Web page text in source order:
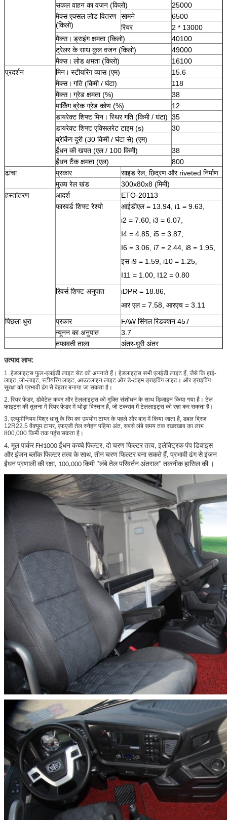
सकल वाहन का वजन (किलो)
25000
मैक्स एक्सल लोड वितरण
(किलो)
सामने
6500
रियर
2 * 13000
मैक्स। ड्राइंग क्षमता (किलो)
40100
ट्रेलर के साथ कुल वजन (किलो)
49000
मैक्स। लोड क्षमता (किलो)
16100
प्रदर्शन
मिन। स्टीयरिंग व्यास (एम)
15.6
मैक्स। गति (किमी / घंटा)
118
मैक्स। ग्रेड क्षमता (%)
38
पार्किंग ब्रेक ग्रेड कोण (%)
12
डायरेक्ट शिफ्ट मिन। स्थिर गति (किमी / घंटा) 35
डायरेक्ट शिफ्ट एक्सिलरेट टाइम (s)
30
ब्रेकिंग दूरी (30 किमी / घंटा से) (एम)
ईंधन की खपत (एल / 100 किमी)
38
ईंधन टैंक क्षमता (एल)
800
ढांचा
प्रकार
साइड रेल, छिद्रण और riveted निर्माण
मुख्य रेल खंड
300x80x8 (मिमी)
हस्तांतरण
आदर्श
ETO-20113
फारवर्ड शिफ्ट रेश्यो
आईडीएल = 13.94, i1 = 9.63,
i2 = 7.60, i3 = 6.07,
I4 = 4.85, i5 = 3.87,
I6 = 3.06, i7 = 2.44, i8 = 1.95,
इस i9 = 1.59, i10 = 1.25,
I11 = 1.00, I12 = 0.80
रिवर्स शिफ्ट अनुपात
iDPR = 18.86,
आर एल = 7.58, आरएच = 3.11
पिछला धुरा
प्रकार
FAW सिंगल रिडक्शन 457
न्यूनन का अनुपात
3.7
तफावती ताला
अंतर-धुरी अंतर
उत्पाद लाभ:
1. हेडलाइट्स फुल-एलईडी लाइट सेट को अपनाते हैं। हेडलाइट्स सभी एलईडी लाइट हैं, जैसे कि हाई-
लाइट, लो-लाइट, स्टीयरिंग लाइट, आउटलाइन लाइट और डे-टाइम ड्राइविंग लाइट। और ड्राइविंग
सुरक्षा को प्रभावी ढंग से बेहतर बनाया जा सकता है।
2. रियर फेंडर, डोवेटेल कवर और टेललाइट्स को मुक्ति संशोधन के साथ डिजाइन किया गया है। टेल
फाइट्स की तुलना में रियर फेंडर में थोड़ा विस्तार है, जो टकराव में टेललाइट्स की रक्षा कर सकता है।
3. एल्यूमीनियम मिश्र धातु के रिम का उपयोग टायर के पहले और बाद में किया जाता है, डबल ब्रिज
12R22.5 वैक्यूम टायर, एफएजी तेल स्नेहन पहिया अंत, सबसे लंबे समय तक रखरखाव का लाभ
800,000 किमी तक पहुंच सकता है।
4. मूल पार्कर FH1000 ईंधन कच्चे फिल्टर, दो चरण फिल्टर तत्व, इलेक्ट्रिक पंप डिवाइस
और इंजन ब्लॉक फिल्टर तत्व के साथ, तीन चरण फिल्टर बना सकते हैं, प्रभावी ढंग से इंजन
ईंधन प्रणाली की रक्षा, 100,000 किमी "लंबे तेल परिवर्तन अंतराल" तकनीक हासिल की ।